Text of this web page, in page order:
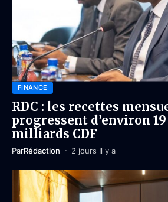
FINANCE
RDC : les recettes
progressent d’environ 19
milliards CDF
ParRédaction 2 jours Il y a